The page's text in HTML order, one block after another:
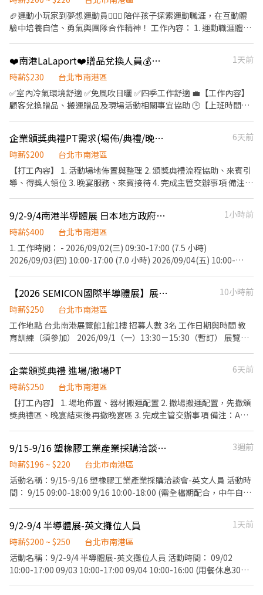
機車修繕補貼 🤝 推薦好友獎金 $600/人 📆 國定假日上班享雙倍薪資
💥 .˚⊹ ⁺‧ 【 想聯繫我】 ‧⁺ ⊹˚. ☝️ 點選【立即應徵】我會速度回覆
你！ ✌️ 或加入 🅻🅸🅽🅴：https://lin.ee/8rsUSDv 🤟 留言「姓名＋
電話＋截圖職缺」就能聯繫上～ 若想參考其他職缺，可以到我的
Threads，看更多更多的職缺喔♬ My Threads：tsaipei_ruby
https://reurl.cc/7b2vad 別害羞❌別害怕❌找工作聯繫我⭕
能用幽默感與創意帶著孩子們一起體驗中學習。
求：展覽活動經驗佳、接待應對態度積極 5.工作內容：換證/引導/門
禁/會議/機動等 6.服儀要求：上身大會統一制服、下身全黑褲、全黑
代健保、勞保自付額由公司負擔 ¥統一採<視訊面談>，預約面談時
間採<私訊約定>，請留意訊息
🏈運動小玩家到夢想運動員⛹🏻‍♂️ 陪伴孩子探索運動職涯，在互動體
驗中培養自信、勇氣與團隊合作精神！ 工作內容： 1. 運動職涯體驗
調等體驗，觀察兒童參與狀況，確保活動安全順利🌟。 3. 專業運動
引導：以活潑有趣的方式介紹運動知識📋，培養孩子們對運動的興
趣與自信😎。 4. 安全維護：檢查場館設備確保符合安全標準‼️ ⏰ 上
班時間 1. 需配合 08:30-21:30 排班。 2. 一個月至少排班 50 小時，
相關科系，或熱愛運動的夥伴加入！無經驗也歡迎唷！ ✔️ 喜歡小朋
友，充滿活力與親和力 🤸🏻‍♂️ ✔️ 對運動有熱忱，願意學習並分享運動
❤️南港LaLaport❤️贈品兌換人員💰時薪230元
1天前
時薪$230
台北市南港區
✅室內冷氣環境舒適 ✅免風吹日曬 ✅四季工作舒適 💼【工作內容】
顧客兌換贈品、搬運贈品及現場活動相關事宜協助 🕒【上班時間】
230元 ✅休息時間支薪 ✅依法規給予加班費 🍽️【餐費補助】全班補
助200元，其他時段補助100元 📌【上班地點】南港LaLaport 📢立
刻報名 搜尋芮可官方賴：『@recjob』 並回覆以下訊息，將有專員
與您聯繫 ------- 1、應徵職務：南港LaLaport贈品兌換人員 2、姓
企業頒獎典禮PT需求(場佈/典禮/晚宴組)
6天前
時薪$200
台北市南港區
【打工內容】 1. 活動場地佈置與整理 2. 頒獎典禮流程協助、來賓引
導、得獎人領位 3. 晚宴服務、來賓接待 4. 完成主管交辦事項 備注：
容：黑襯衫、黑褲、黑包鞋 工作時間 B班：9/7(一) 11:00-19:00 C
班：9/8(二) 08:00-16:00 D班：9/8(二) 15:00-21:00
9/2-9/4南港半導體展 日本地方政府館展場口譯 【需日文精通】
1小時前
時薪$400
台北市南港區
1. 工作時間： - 2026/09/02(三) 09:30-17:00 (7.5 小時)
2026/09/03(四) 10:00-17:00 (7.0 小時) 2026/09/04(五) 10:00-
鐘。 ※公司免費供應午餐與飲料，無需自行排隊購買。 - 2. 工作地
點： - 台灣國際半導體展 (Semicon Taiwan) 台北南港展覽館 1 館
或 2 館 - 3. 報酬： - ・時薪：400 元 (休息時間亦照常計薪，3 天共
計 20.5 小時 ＝ 8,200 元) ・期滿完工獎金：1,800 元 - ※本獎金包
含「展前自主研讀參展單位資料」之準備補貼。 ※須完成以下【全
與預習 2. 全程參與3天展期勤務（無遲到早退欠勤） 3. 會期結束後1
週內提交A4約1-2頁之「展覽觀察報告」（提供簡易格式） - ★【最
高總計可領：10,000 元】 - 4. 工作內容： - 展場口譯與攤位協助 (日
文 ⇔ 中文) ・展場攤位留守、接待、諮詢、基本產品介紹 ・名片交
換、發放 DM、簡單了解顧客背景與需求 ・陪同日本參展者或貴賓
參觀展場並與其他參展者交流 ・協助攤位進場作業、核對物品清
單、物品搬運、歸位與擺設 ・活動期間庶務工作：展場簡易清潔、
整理與維護 ・其他主管交辦事項 - 5. 注意事項： - ・須具備良好日
語溝通能力 (日文檢定 N1 或同等日語水準) ・須具備良好華語溝通
能力 (華語文能力測驗流利精通級或同等華語水準) ・須 09/02-
09/04 全程皆可配合者。 ・工作須長時間站立，請評估自身體力狀
況。 ・會英文者尤佳，歡迎於自我推薦時說明！ ・如有長髮者，煩
請自備髮飾綁好，以利活動進行。 - ・著裝要求 (商務休閒風 Smart
Casual)： 【上半身】請穿著素雅乾淨之有領上衣 (襯衫或 Polo 衫
皆可)、罩衫或針織衫。請避免無袖、過於暴露或過於休閒的 T 恤。
【下半身】請穿著休閒長褲、西裝褲或及膝裙 (考量展場活動與物品
搬運方便，強烈建議以長褲為主)。請避免短褲、破洞牛仔褲。 【鞋
【2026 SEMICON國際半導體展】展場接待工讀生
10小時前
時薪$250
台北市南港區
工作地點 台北南港展覽館1館1樓 招募人數 3名 工作日期與時間 教
育訓練（須參加） 2026/09/1（一）13:30－15:30（暫訂） 展覽期
2026/09/04（五）09:30－17:00（含1小時休息） ※ 中午休息時間
將依現場主管安排，採彈性分流用餐及休息。 工作內容 展位來賓接
待與引導 茶水、咖啡服務 客戶資料蒐集與 Excel 整理 協助活動接待
及贈品發放 維持展位整潔與補充備品 完成主管交辦事項 我們希望你
具同等英文溝通能力） 熟悉 Excel 基本操作尤佳 有展覽、活動或服
務業經驗者加分 服裝規定(展覽期間) 白色襯衫 黑色西裝褲或黑色及
段面試。 歡迎喜歡與人互動、具服務熱忱及英文溝通能力的你加入
我們，一起完成國際半導體展的重要接待任務！
企業頒獎典禮 進場/撤場PT
6天前
時薪$250
台北市南港區
【打工內容】 1. 場地佈置、器材搬運配置 2. 撤場搬運配置，先撤頒
獎典禮區、晚宴結束後再撤晚宴區 3. 完成主管交辦事項 備注：A班
9/15-9/16 塑橡膠工業產業採購洽談會-英文人員
3週前
時薪$196 ~ $220
台北市南港區
活動名稱：9/15-9/16 塑橡膠工業產業採購洽談會-英文人員 活動時
間： 9/15 09:00-18:00 9/16 10:00-18:00 (需全檔期配合，中午自行
次情況、登記候補，協助洽談並記錄、回收問卷、統整洽談會資
料、機動支援現場事務等 活動地點：南港展覽館一館(台北市南港區
經貿二路1號) 活動服裝：黑色正式服裝(白色襯衫+黑褲+黑西裝外套
+黑皮鞋/黑娃娃鞋) 活動薪資：職訓196/HR；活動NT220/HR 活動
人數：28人 匯款日期：活動結束隔月15號，遇例假日順延(10/15 由
9/2-9/4 半導體展-英文攤位人員
1天前
時薪$200 ~ $250
台北市南港區
活動名稱：9/2-9/4 半導體展-英文攤位人員 活動時間： 09/02
10:00-17:00 09/03 10:00-17:00 09/04 10:00-16:00 (用餐休息30分